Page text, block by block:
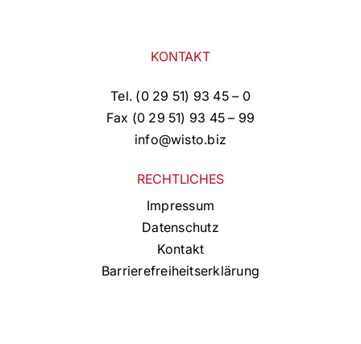
KONTAKT
Tel. (0 29 51) 93 45 – 0
Fax (0 29 51) 93 45 – 99
info@wisto.biz
RECHTLICHES
Impressum
Datenschutz
Kontakt
Barrierefreiheitserklärung